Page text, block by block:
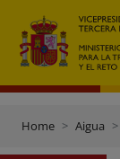
Home Aigua